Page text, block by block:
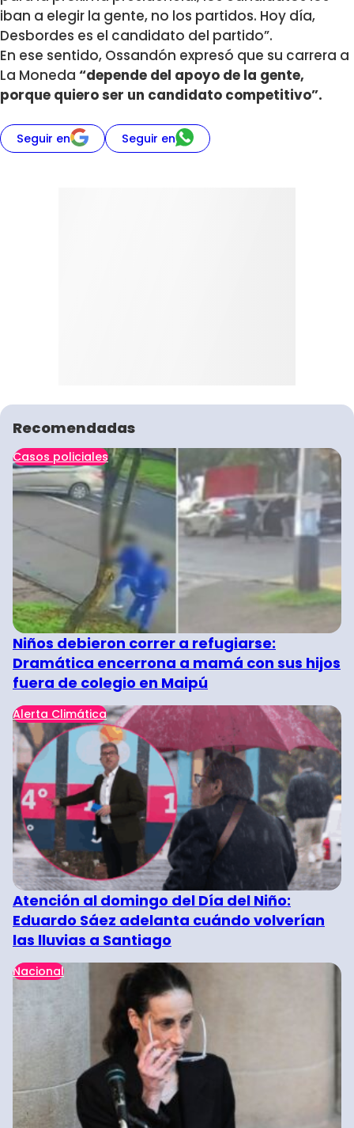
iban a elegir la gente, no los partidos. Hoy día,
Desbordes es el candidato del partido”.
En ese sentido, Ossandón expresó que su carrera a
La Moneda “depende del apoyo de la gente,
porque quiero ser un candidato competitivo”.
Seguir en Seguir en
Recomendadas
Casos policiales
Niños debieron correr a refugiarse:
Dramática encerrona a mamá con sus hijos
fuera de colegio en Maipú
Alerta Climática
Atención al domingo del Día del Niño:
Eduardo Sáez adelanta cuándo volverían
las lluvias a Santiago
Nacional